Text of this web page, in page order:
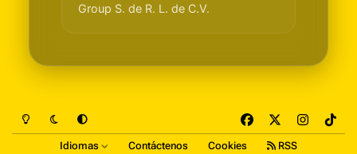
Group S. de R. L. de C.V.
Light ModeDark ModeSystem Preference
a
n
i
Idiomas Contáctenos Cookies RSS